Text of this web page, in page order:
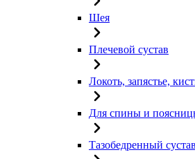
Шея
Плечевой сустав
Локоть, запястье,
Для спины и
Тазобедренный сустав